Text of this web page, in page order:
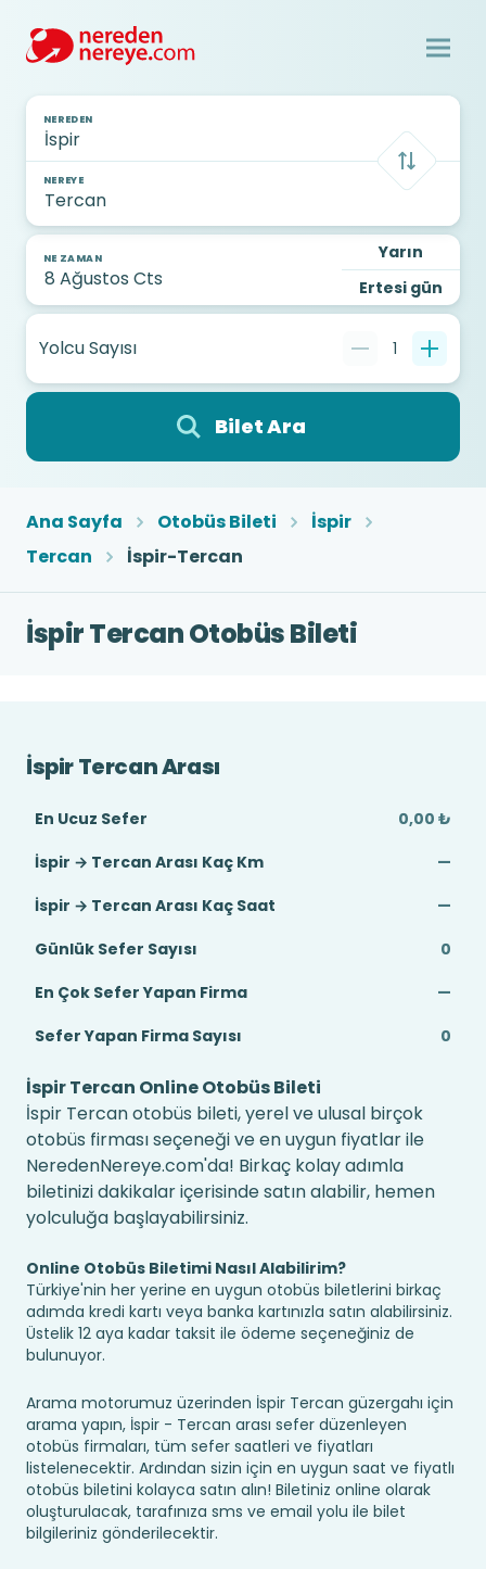
NEREDEN
NEREYE
NE ZAMAN
Yarın
Ertesi gün
Yolcu Sayısı 1
Bilet Ara
Ana Sayfa Otobüs Bileti
İspir
Tercan
İspir-Tercan
İspir Tercan Otobüs Bileti
İspir Tercan Arası
En Ucuz Sefer
0,00 ₺
İspir → Tercan Arası Kaç Km
—
İspir → Tercan Arası Kaç Saat
—
Günlük Sefer Sayısı
0
En Çok Sefer Yapan Firma
—
Sefer Yapan Firma Sayısı
0
İspir Tercan Online Otobüs Bileti
İspir Tercan otobüs bileti, yerel ve ulusal birçok
otobüs firması seçeneği ve en uygun fiyatlar ile
NeredenNereye.com'da! Birkaç kolay adımla
biletinizi dakikalar içerisinde satın alabilir, hemen
yolculuğa başlayabilirsiniz.
Online Otobüs Biletimi Nasıl Alabilirim?
Türkiye'nin her yerine en uygun otobüs biletlerini birkaç
adımda kredi kartı veya banka kartınızla satın alabilirsiniz.
Üstelik 12 aya kadar taksit ile ödeme seçeneğiniz de
bulunuyor.
Arama motorumuz üzerinden İspir Tercan güzergahı için
arama yapın, İspir - Tercan arası sefer düzenleyen
otobüs firmaları, tüm sefer saatleri ve fiyatları
listelenecektir. Ardından sizin için en uygun saat ve fiyatlı
otobüs biletini kolayca satın alın! Biletiniz online olarak
oluşturulacak, tarafınıza sms ve email yolu ile bilet
bilgileriniz gönderilecektir.